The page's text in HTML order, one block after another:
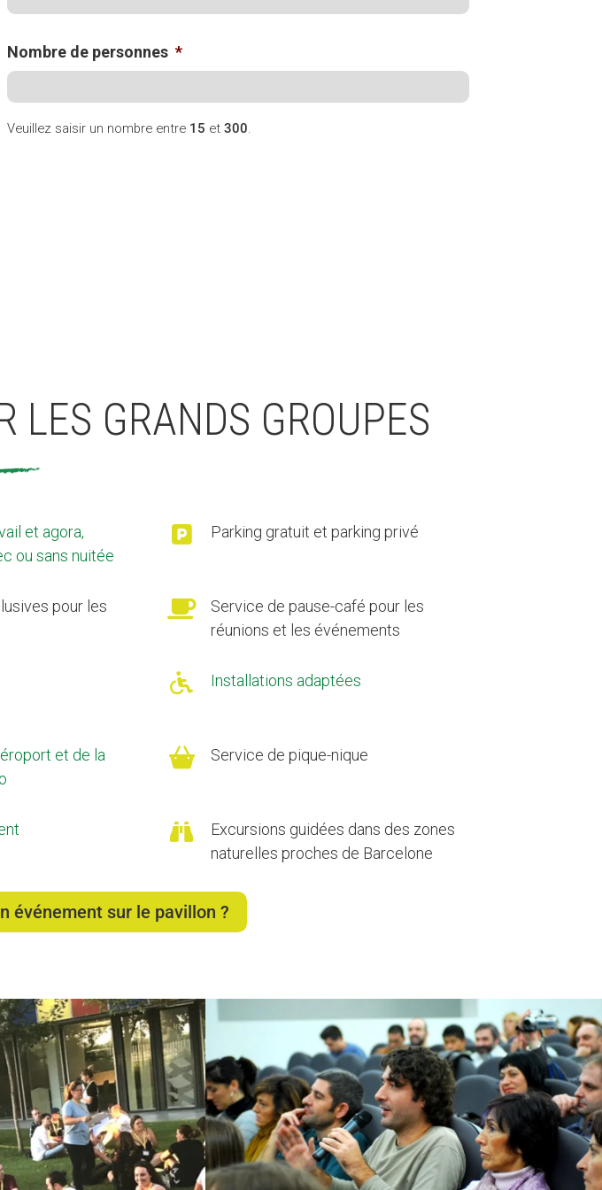
Nombre de personnes *
Veuillez saisir un nombre entre 15 et 300.
LES GRANDS GROUPES
et agora,
ou sans nuitée
 Parking gratuit et parking privé
pour les

Service de pause-café pour les
réunions et les événements
 Installations adaptées
et de la
 Service de pique-nique

Excursions guidées dans des zones
naturelles proches de Barcelone
événement sur le pavillon ?